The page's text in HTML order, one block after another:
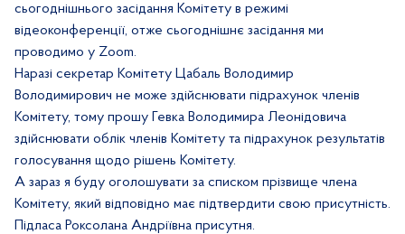
сьогоднішнього засідання Комітету в режимі
відеоконференції, отже сьогоднішнє засідання ми
проводимо у Zoom.
Наразі секретар Комітету Цабаль Володимир
Володимирович не може здійснювати підрахунок членів
Комітету, тому прошу Гевка Володимира Леонідовича
здійснювати облік членів Комітету та підрахунок результатів
голосування щодо рішень Комітету.
А зараз я буду оголошувати за списком прізвище члена
Комітету, який відповідно має підтвердити свою присутність.
Підласа Роксолана Андріївна присутня.